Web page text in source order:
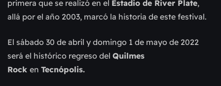
primera que se realizó en el Estadio de River Plate,
allá por el año 2003, marcó la historia de este festival.
El sábado 30 de abril y domingo 1 de mayo de 2022
será el histórico regreso del Quilmes
Rock en Tecnópolis.